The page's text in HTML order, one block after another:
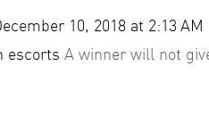
10, 2018 at 2:13 AM
escorts A winner will not